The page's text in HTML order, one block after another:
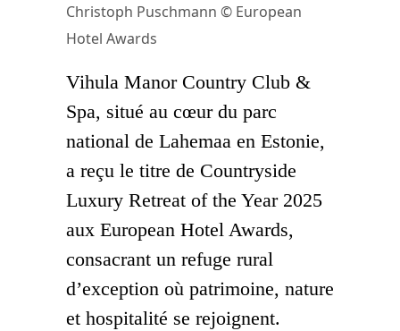
Christoph Puschmann © European
Hotel Awards
Vihula Manor Country Club &
Spa, situé au cœur du parc
national de Lahemaa en Estonie,
a reçu le titre de Countryside
Luxury Retreat of the Year 2025
aux European Hotel Awards,
consacrant un refuge rural
d’exception où patrimoine, nature
et hospitalité se rejoignent.